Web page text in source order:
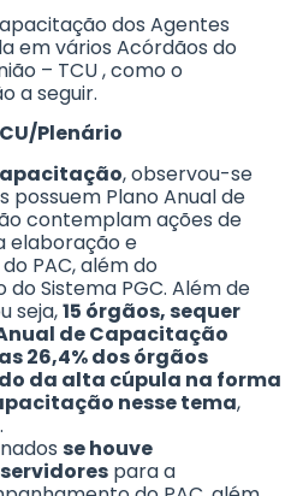
dos Agentes
em vários Acórdãos do
– TCU , como o
a seguir.
Plenário
, observou-se
possuem Plano Anual de
contemplam ações de
elaboração e
PAC, além do
Sistema PGC. Além de
seja,15 órgãos, sequer
de Capacitação
26,4% dos órgãos
da alta cúpula na forma
nesse tema,
se houve
para a